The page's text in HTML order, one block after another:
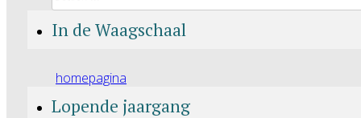
In de Waagschaal
homepagina
Lopende jaargang